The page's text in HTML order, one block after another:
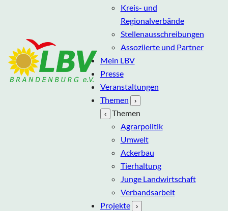
Kreis- und
Regionalverbände
Stellenausschreibungen
Assoziierte und Partner
Mein LBV
Presse
Veranstaltungen
Themen
›
‹
Themen
Agrarpolitik
Umwelt
Ackerbau
Tierhaltung
Junge Landwirtschaft
Verbandsarbeit
Projekte
›